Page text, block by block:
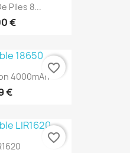
Piles 8...
€
4000mAh
€
favorite_border
favorite_border